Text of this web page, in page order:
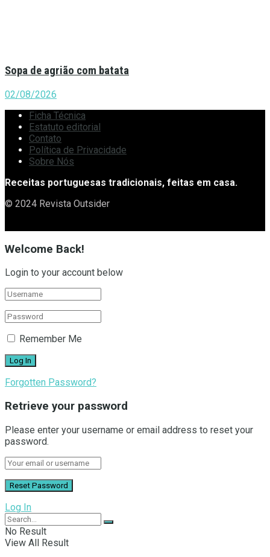
Sopa de agrião com batata
02/08/2026
Ficha Técnica
Estatuto editorial
Contato
Política de Privacidade
Sobre Nós
Receitas portuguesas tradicionais, feitas em casa.
© 2024 Revista Outsider
Welcome Back!
Login to your account below
Remember Me
Forgotten Password?
Retrieve your password
Please enter your username or email address to reset your
password.
Log In
No Result
View All Result